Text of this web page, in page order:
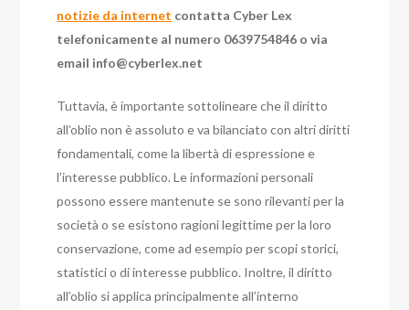
notizie da internet contatta Cyber Lex
telefonicamente al numero 0639754846 o via
email info@cyberlex.net
Tuttavia, è importante sottolineare che il diritto
all’oblio non è assoluto e va bilanciato con altri diritti
fondamentali, come la libertà di espressione e
l’interesse pubblico. Le informazioni personali
possono essere mantenute se sono rilevanti per la
società o se esistono ragioni legittime per la loro
conservazione, come ad esempio per scopi storici,
statistici o di interesse pubblico. Inoltre, il diritto
all’oblio si applica principalmente all’interno